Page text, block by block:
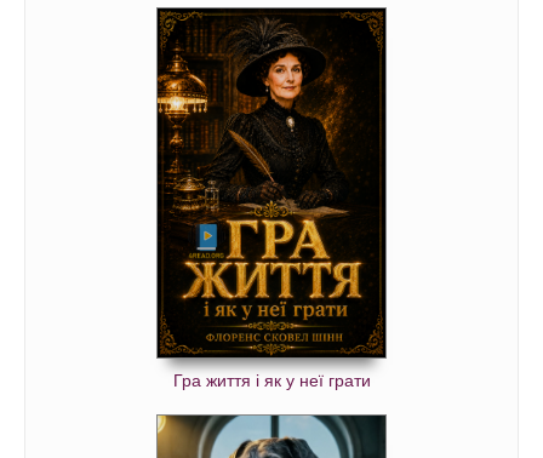
Гра життя і як у неї грати